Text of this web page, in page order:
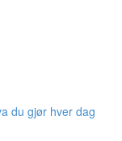
du gjør hver dag